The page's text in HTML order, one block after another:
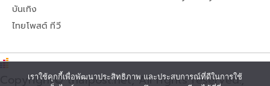
บันเทิง
ไทยโพสต์ ทีวี
Copyright© thaipost.net, All rights reserved.,
เราใช้คุกกี้เพื่อพัฒนาประสิทธิภาพ และประสบการณ์ที่ดีในการใช้